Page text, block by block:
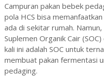
Campuran pakan bebek
pola HCS bisa
ada di sekitar rumah.
Suplemen Organik Cair
kali ini adalah SOC untuk
membuat pakan fermentasi
pedaging.